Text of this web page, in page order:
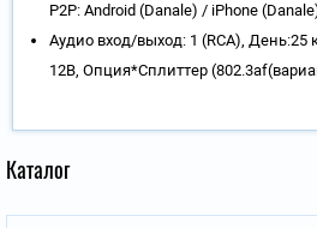
P2P: Android (Danale) / iPhone
Аудио вход/выход: 1 (RCA), День:25
12В, Опция*Сплиттер
Каталог